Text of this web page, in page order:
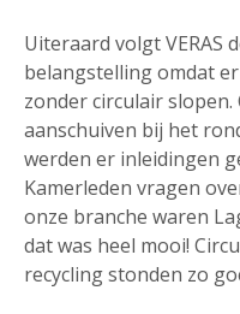
Uiteraard volgt VERAS
belangstelling omdat
zonder circulair
aanschuiven bij het
werden er inleidingen
Kamerleden vragen
onze branche waren
dat was heel mooi!
recycling stonden zo